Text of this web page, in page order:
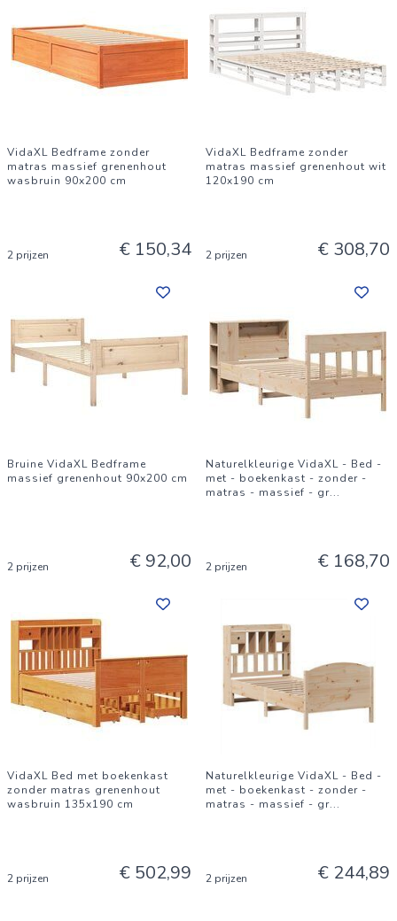
VidaXL Bedframe zonder
matras massief grenenhout
wasbruin 90x200 cm
2 prijzen € 150,34
VidaXL Bedframe zonder
matras massief grenenhout wit
120x190 cm
2 prijzen € 308,70
Bruine VidaXL Bedframe
massief grenenhout 90x200 cm
2 prijzen € 92,00
Naturelkleurige VidaXL - Bed -
met - boekenkast - zonder -
matras - massief - gr...
2 prijzen € 168,70
VidaXL Bed met boekenkast
zonder matras grenenhout
wasbruin 135x190 cm
2 prijzen € 502,99
Naturelkleurige VidaXL - Bed -
met - boekenkast - zonder -
matras - massief - gr...
2 prijzen € 244,89